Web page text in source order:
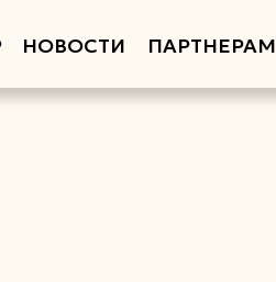
НОВОСТИ ПАРТНЕРАМ